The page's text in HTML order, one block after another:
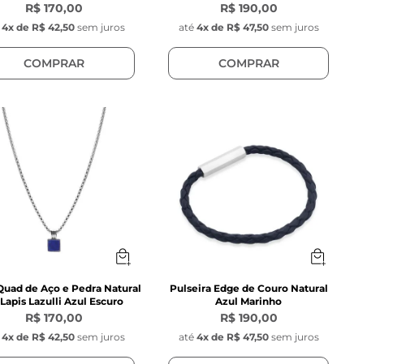
R$ 170,00
4x de R$ 42,50 sem juros
COMPRAR
R$ 190,00
até 4x de R$ 47,50 sem juros
COMPRAR
de Aço e Pedra Natural
Lazulli Azul Escuro
R$ 170,00
4x de R$ 42,50 sem juros
Pulseira Edge de Couro Natural
Azul Marinho
R$ 190,00
até 4x de R$ 47,50 sem juros